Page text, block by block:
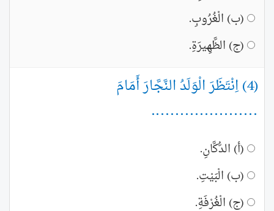
(ب) الْغُرُوبِ.
(ج) الظَّهِيرَةِ.
(4) اِنْتَظَرَ الْوَلَدُ النَّجَّارَ أَمَامَ
......................
(أ) الدُّكَّانِ.
(ب) الْبَيْتِ.
(ج) الْغُرْفَةِ.